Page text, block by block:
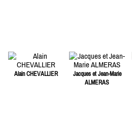
Alain CHEVALLIER
Jacques et Jean-Marie
ALMERAS